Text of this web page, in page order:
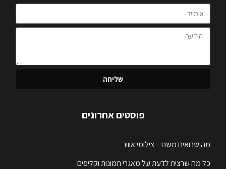
שליחה
פוסטים אחרונים
מה שרואים משם – צילומי אוויר
כל מה שרצית לדעת על מאגרי תמונות וקליפים